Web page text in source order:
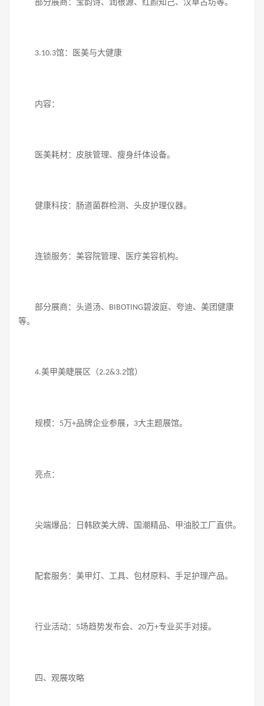
部分展商：宝韵诗、润根源、红颜知己、汉草古坊等。
3.10.3馆：医美与大健康
内容：
医美耗材：皮肤管理、瘦身纤体设备。
健康科技：肠道菌群检测、头皮护理仪器。
连锁服务：美容院管理、医疗美容机构。
部分展商：头道汤、 BIBOTING碧波庭、夸迪、美团健康
等。
4.美甲美睫展区（2.2&3.2馆）
规模： 5万+品牌企业参展， 3大主题展馆。
亮点：
尖端爆品：日韩欧美大牌、国潮精品、甲油胶工厂直供。
配套服务：美甲灯、工具、包材原料、手足护理产品。
行业活动： 5场趋势发布会、 20万+专业买手对接。
四、观展攻略